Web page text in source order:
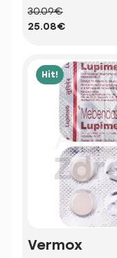
30.09€
25.08€
Hit!
Vermox